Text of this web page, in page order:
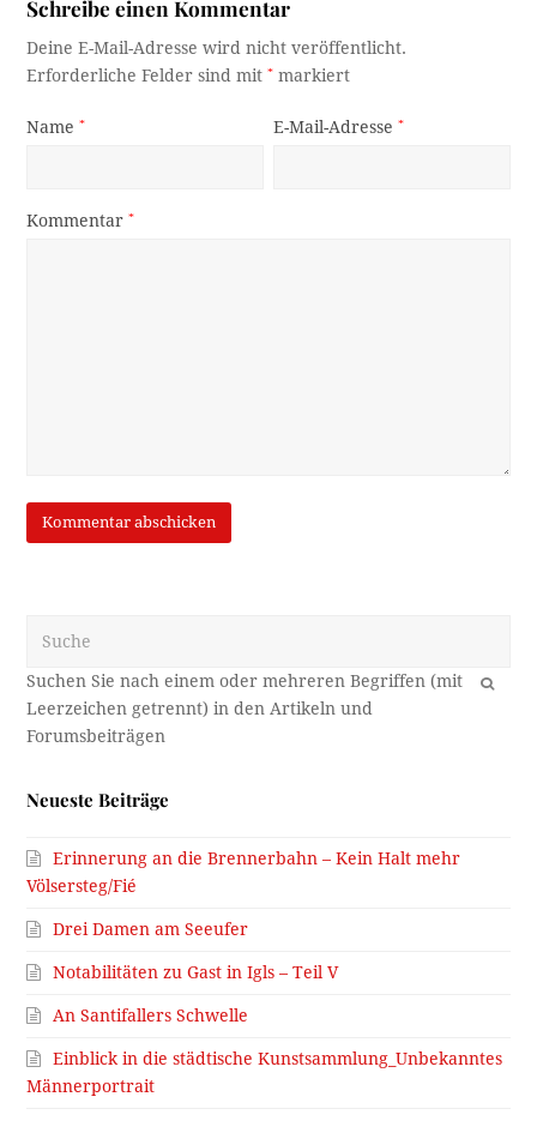
Schreibe einen Kommentar
Deine E-Mail-Adresse wird nicht veröffentlicht.
Erforderliche Felder sind mit* markiert
Name* E-Mail-Adresse*
Kommentar*
OK
Neueste Beiträge
Erinnerung an die Brennerbahn – Kein Halt mehr
Völsersteg/Fié
Drei Damen am Seeufer
Notabilitäten zu Gast in Igls – Teil V
An Santifallers Schwelle
Einblick in die städtische Kunstsammlung_Unbekanntes
Männerportrait